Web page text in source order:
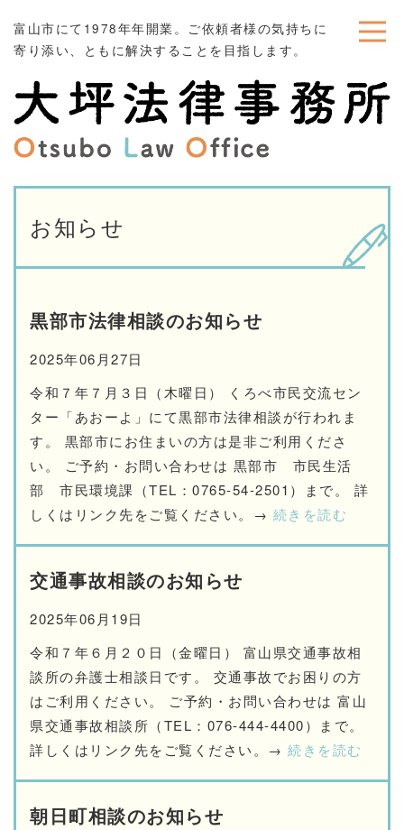
富山市にて1978年年開業。ご依頼者様の気持ちに
寄り添い、ともに解決することを目指します。
お知らせ
黒部市法律相談のお知らせ
2025年06月27日
令和７年７月３日（木曜日） くろべ市民交流セン
ター「あおーよ」にて黒部市法律相談が行われま
す。 黒部市にお住まいの方は是非ご利用くださ
い。 ご予約・お問い合わせは 黒部市 市民生活
部 市民環境課（TEL：0765-54-2501）まで。 詳
しくはリンク先をご覧ください。→ 続きを読む
交通事故相談のお知らせ
2025年06月19日
令和７年６月２０日（金曜日） 富山県交通事故相
談所の弁護士相談日です。 交通事故でお困りの方
はご利用ください。 ご予約・お問い合わせは 富山
県交通事故相談所（TEL：076-444-4400）まで。
詳しくはリンク先をご覧ください。→ 続きを読む
朝日町相談のお知らせ